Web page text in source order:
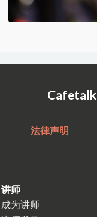
Cafetalk
法律声明
讲师
成为讲师